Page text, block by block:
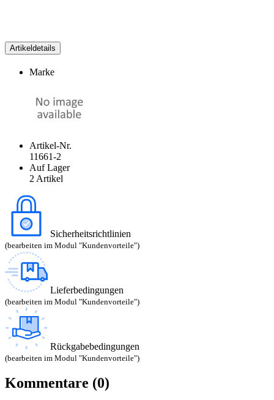
Artikeldetails
Marke
Artikel-Nr.
11661-2
Auf Lager
2 Artikel
Sicherheitsrichtlinien
(bearbeiten im Modul "Kundenvorteile")
Lieferbedingungen
(bearbeiten im Modul "Kundenvorteile")
Rückgabebedingungen
(bearbeiten im Modul "Kundenvorteile")
Kommentare (0)